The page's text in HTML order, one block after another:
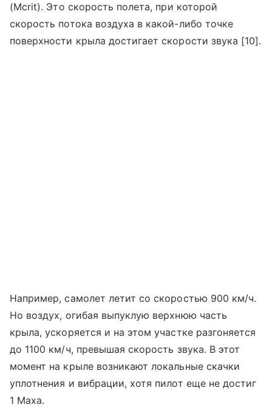
(Mcrit). Это скорость полета, при которой
скорость потока воздуха в какой-либо точке
поверхности крыла достигает скорости звука [10].
Например, самолет летит со скоростью 900 км/ч.
Но воздух, огибая выпуклую верхнюю часть
крыла, ускоряется и на этом участке разгоняется
до 1100 км/ч, превышая скорость звука. В этот
момент на крыле возникают локальные скачки
уплотнения и вибрации, хотя пилот еще не достиг
1 Маха.